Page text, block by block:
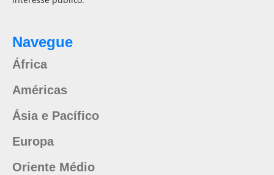
Navegue
África
Américas
Ásia e Pacífico
Europa
Oriente Médio